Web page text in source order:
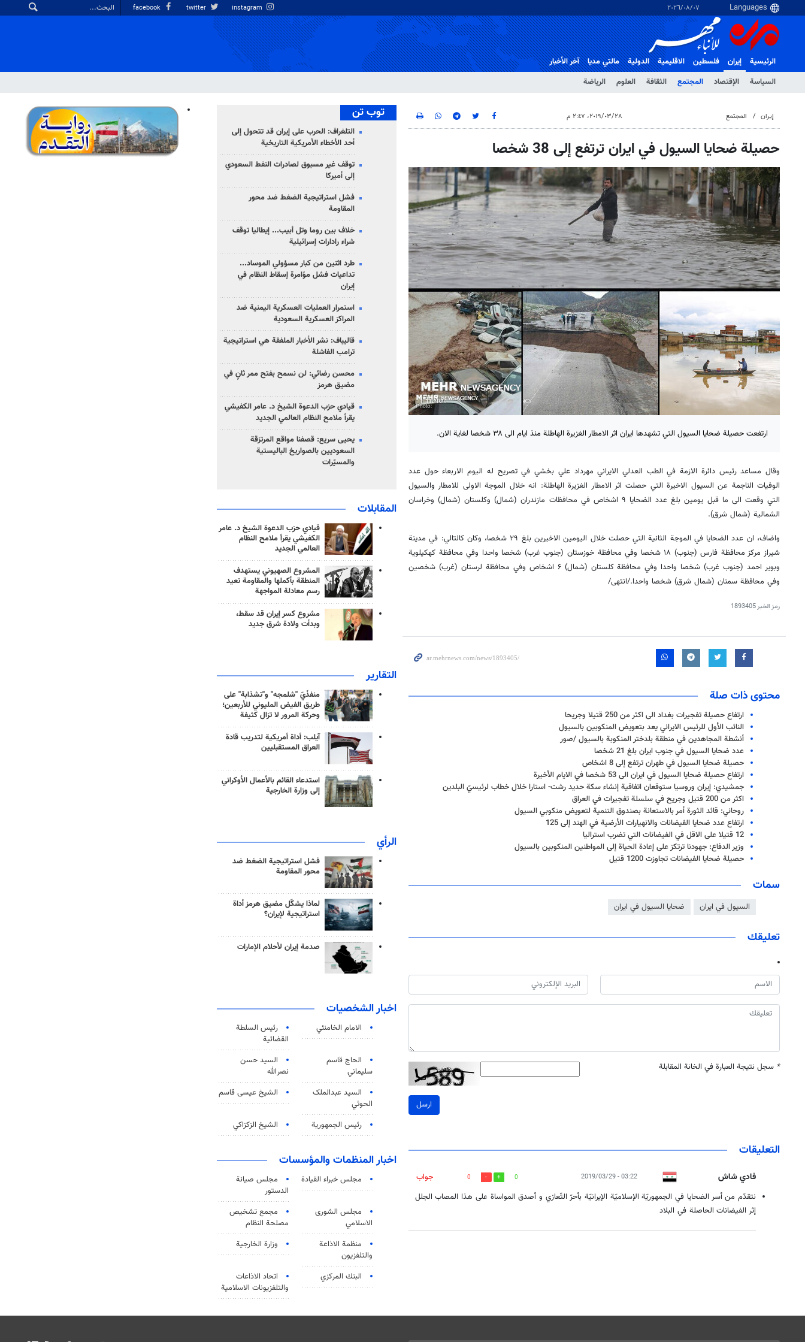
٠٧‏/٠٨‏/٢٠٢٦
الرئيسية
إيران
السياسة
الإقتصاد المجتمع الثقافة العلوم الرياضة
فلسطین الاقلیمیة الدولية مالتي مدیا آخر الأخبار
إيران المجتمع ٢٨‏/٠٣‏/٢٠١٩، ٢:٤٧ م
حصيلة ضحايا السيول في ايران ترتفع إلى 38 شخصا
ارتفعت حصيلة ضحايا السيول التي تشهدها ايران اثر الامطار الغزيرة الهاطلة منذ ايام الى ۳۸ شخصا لغاية الان.
وقال مساعد رئيس دائرة الازمة في الطب العدلي الايراني مهرداد علي بخشي في تصريح له اليوم الاربعاء حول عدد
الوفيات الناجمة عن السيول الاخيرة التي حصلت اثر الامطار الغزيرة الهاطلة: انه خلال الموجة الاولى للامطار والسيول
التي وقعت الى ما قبل يومين بلغ عدد الضحايا ۹ اشخاص في محافظات مازندران (شمال) وكلستان (شمال) وخراسان
الشمالية (شمال شرق).
واضاف، ان عدد الضحايا في الموجة الثانية التي حصلت خلال اليومين الاخيرين بلغ ۲۹ شخصا، وكان كالتالي: في مدينة
شيراز مركز محافظة فارس (جنوب) ۱۸ شخصا وفي محافظة خوزستان (جنوب غرب) شخصا واحدا وفي محافظة كهكيلوية
وبوير احمد (جنوب غرب) شخصا واحدا وفي محافظة كلستان (شمال) ۶ اشخاص وفي محافظة لرستان (غرب) شخصين
وفي محافظة سمنان (شمال شرق) شخصا واحدا./انتهى/
رمز الخبر1893405
محتوى ذات صلة
ارتفاع حصيلة تفجيرات بغداد الى اكثر من 250 قتيلا وجريحا
النائب الأول للرئيس الايراني يعد بتعويض المنكوبين بالسيول
أنشطة المجاهدين في منطقة بلدختر المنكوبة بالسيول /صور
عدد ضحايا السيول في جنوب ايران بلغ 21 شخصا
حصيلة ضحايا السيول في طهران ترتفع إلى 8 اشخاص
ارتفاع حصيلة ضحايا السيول في ايران الى 53 شخصا في الايام الأخيرة
جمشيدي: إيران وروسيا ستوقعان اتفاقية إنشاء سكة حديد رشت- استارا خلال خطاب لرئيسيّ البلدين
اكثر من 200 قتيل وجريح في سلسلة تفجيرات في العراق
روحاني: قائد الثورة أمر بالاستعانة بصندوق التنمية لتعويض منكوبي السيول
ارتفاع عدد ضحايا الفيضانات والانهيارات الأرضية في الهند إلى 125
12 قتيلا على الاقل في الفيضانات التي تضرب استراليا
وزير الدفاع: جهودنا ترتكز على إعادة الحياة إلى المواطنين المنكوبين بالسيول
حصيلة ضحايا الفيضانات تجاوزت 1200 قتيل
سمات
السيول في ايران ضحايا السيول في ايران
تعليقك
* سجل نتيجة العبارة في الخانة المقابلة
ارسل
التعليقات
فادي شاش 03:22 - 2019/03/29
0
0
جواب
نتقدّم من أسر الضحايا في الجمهوريّة الإسلاميّة الإيرانيّة بأحرّ التّعازي و أصدق المواساة على هذا المصاب الجلل
إثر الفيضانات الحاصلة في البلاد
توب تن
التلغراف: الحرب على إيران قد تتحول إلى
أحد الأخطاء الأمريكية التاريخية
توقف غير مسبوق لصادرات النفط السعودي
إلى أميركا
فشل استراتيجية الضغط ضد محور
المقاومة
خلاف بين روما وتل أبيب... إيطاليا توقف
شراء رادارات إسرائيلية
طرد اثنين من كبار مسؤولي الموساد...
تداعيات فشل مؤامرة إسقاط النظام في
إيران
استمرار العمليات العسكرية اليمنية ضد
المراكز العسكرية السعودية
قاليباف: نشر الأخبار الملفقة هي استراتيجية
ترامب الفاشلة
محسن رضائي: لن نسمح بفتح ممر ثانٍ في
مضيق هرمز
قيادي حزب الدعوة الشيخ د. عامر الكفيشي
يقرأ ملامح النظام العالمي الجديد
يحيى سريع: قصفنا مواقع المرتزقة
السعوديين بالصواريخ الباليستية
والمسيّرات
المقابلات
قيادي حزب الدعوة الشيخ د. عامر
الكفيشي يقرأ ملامح النظام
العالمي الجديد
المشروع الصهيوني يستهدف
المنطقة بأكملها والمقاومة تعيد
رسم معادلة المواجهة
مشروع كسر إيران قد سقط،
وبدأت ولادة شرق جديد
التقارير
منفذَيّ "شلمجه" و"تشذابة" على
طريق الفيض المليوني للأربعين؛
وحركة المرور لا تزال كثيفة
آيلب: أداة أمريكية لتدريب قادة
العراق المستقبليين
استدعاء القائم بالأعمال الأوكراني
إلى وزارة الخارجية
الرأي
فشل استراتيجية الضغط ضد
محور المقاومة
لماذا يشكّل مضيق هرمز أداة
استراتيجية لإيران؟
صدمة إيران لأحلام الإمارات
اخبار الشخصيات
الامام الخامنئي
رئیس السلطة
القضائیة
الحاج قاسم
سليماني
السيد حسن
نصرالله
السید عبدالملک
الحوثي
الشيخ عيسى قاسم
رئيس الجمهورية الشيخ الزكزاكي
اخبار المنظمات والمؤسسات
مجلس خبراء القيادة
مجلس صيانة
الدستور
مجلس الشورى
الاسلامي
مجمع تشخيص
مصلحة النظام
منظمة الاذاعة
والتلفزیون
وزارة الخارجية
البنك المركزي
اتحاد الاذاعات
والتلفزيونات الاسلامية